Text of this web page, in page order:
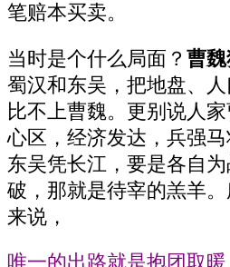
笔赔本买卖。
当时是个什么局面？ 曹
蜀汉和东吴，把地盘、
比不上曹魏。更别说人
心区，经济发达，兵强马
东吴凭长江，要是各自
破，那就是待宰的羔羊
来说，